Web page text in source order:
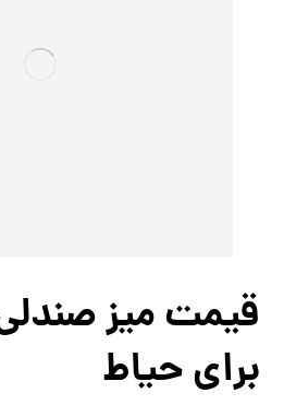
قیمت میز
برای حیاط